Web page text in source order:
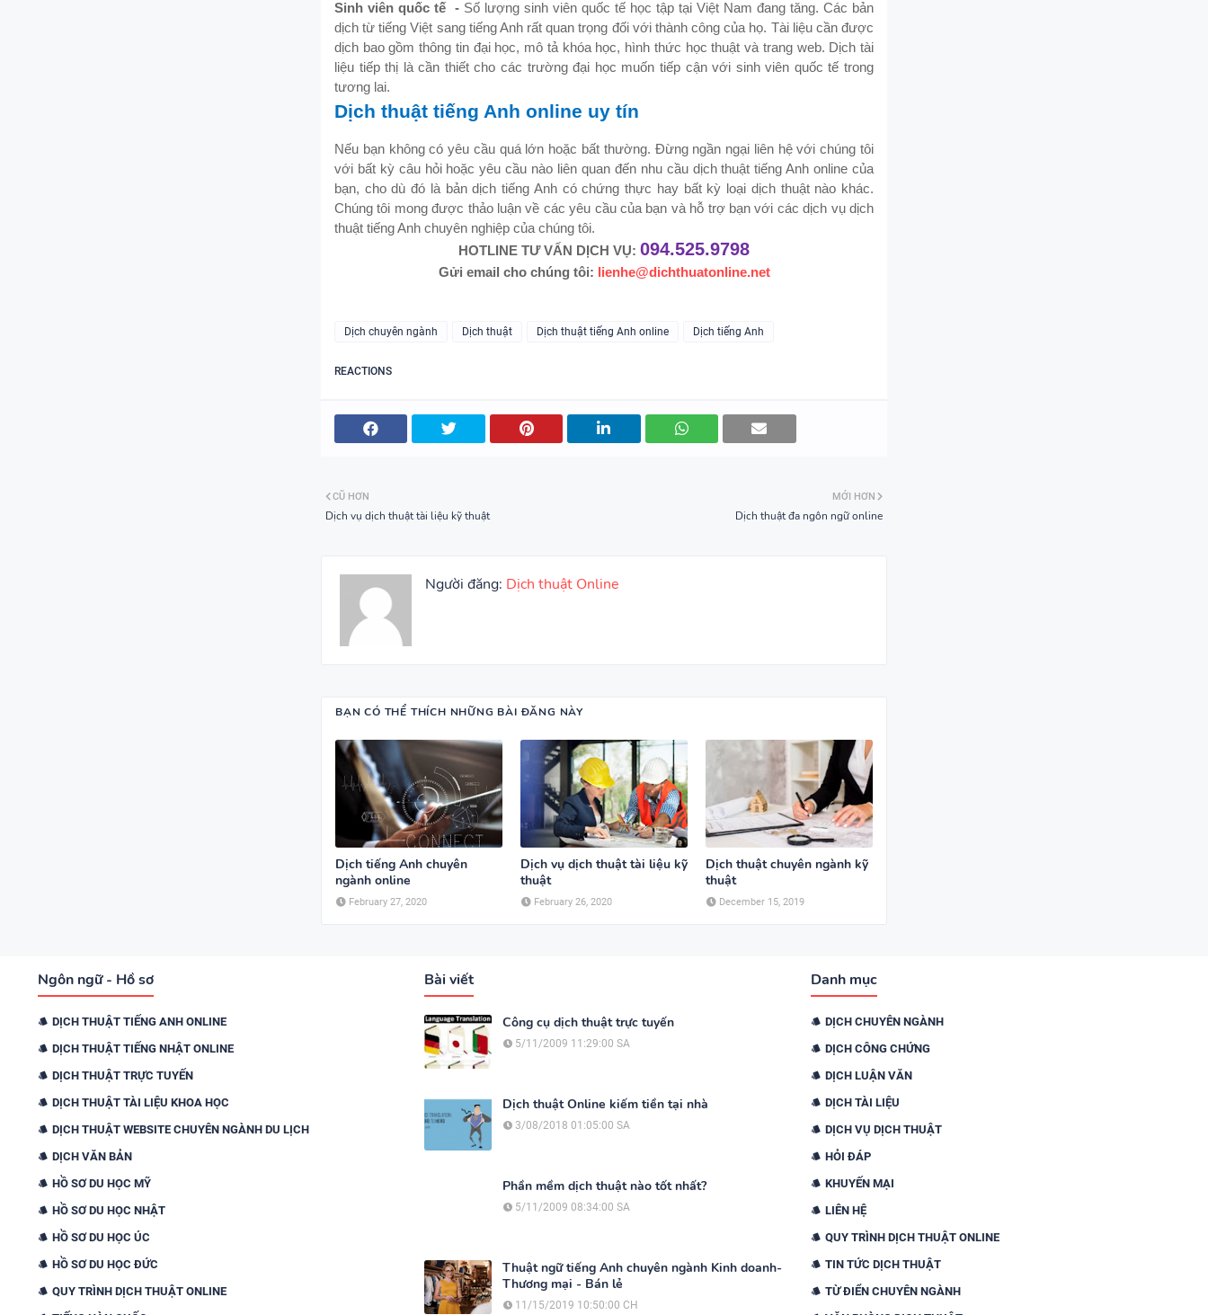
Sinh viên quốc tế - Số lượng sinh viên quốc tế học tập tại Việt Nam đang tăng. Các bản
dịch từ tiếng Việt sang tiếng Anh rất quan trọng đối với thành công của họ. Tài liệu cần được
dịch bao gồm thông tin đại học, mô tả khóa học, hình thức học thuật và trang web. Dịch tài
liệu tiếp thị là cần thiết cho các trường đại học muốn tiếp cận với sinh viên quốc tế trong
tương lai.
Dịch thuật tiếng Anh online uy tín
Nếu bạn không có yêu cầu quá lớn hoặc bất thường. Đừng ngần ngại liên hệ với chúng tôi
với bất kỳ câu hỏi hoặc yêu cầu nào liên quan đến nhu cầu dịch thuật tiếng Anh online của
bạn, cho dù đó là bản dịch tiếng Anh có chứng thực hay bất kỳ loại dịch thuật nào khác.
Chúng tôi mong được thảo luận về các yêu cầu của bạn và hỗ trợ bạn với các dịch vụ dịch
thuật tiếng Anh chuyên nghiệp của chúng tôi.
HOTLINE TƯ VẤN DỊCH VỤ: 094.525.9798
Gửi email cho chúng tôi: lienhe@dichthuatonline.net
Dịch chuyên ngành Dịch thuật Dịch thuật tiếng Anh online Dịch tiếng Anh
REACTIONS
MỚI HƠN
Dịch thuật đa ngôn ngữ online
CŨ HƠN
Dịch vụ dịch thuật tài liệu kỹ thuật
Người đăng: Dịch thuật Online
BẠN CÓ THỂ THÍCH NHỮNG BÀI ĐĂNG NÀY
Dịch tiếng Anh chuyên
ngành online
February 27, 2020
Dịch vụ dịch thuật tài liệu kỹ
thuật
February 26, 2020
Dịch thuật chuyên ngành kỹ
thuật
December 15, 2019
Ngôn ngữ - Hồ sơ
DỊCH THUẬT TIẾNG ANH ONLINE
DỊCH THUẬT TIẾNG NHẬT ONLINE
DỊCH THUẬT TRỰC TUYẾN
DỊCH THUẬT TÀI LIỆU KHOA HỌC
DỊCH THUẬT WEBSITE CHUYÊN NGÀNH DU LỊCH
DỊCH VĂN BẢN
HỒ SƠ DU HỌC MỸ
HỒ SƠ DU HỌC NHẬT
HỒ SƠ DU HỌC ÚC
HỒ SƠ DU HỌC ĐỨC
QUY TRÌNH DỊCH THUẬT ONLINE
Bài viết
Công cụ dịch thuật trực tuyến
5/11/2009 11:29:00 SA
Dịch thuật Online kiếm tiền tại nhà
3/08/2018 01:05:00 SA
Phần mềm dịch thuật nào tốt nhất?
5/11/2009 08:34:00 SA
Thuật ngữ tiếng Anh chuyên ngành Kinh doanh-
Thương mại - Bán lẻ
11/15/2019 10:50:00 CH
Danh mục
DỊCH CHUYÊN NGÀNH
DỊCH CÔNG CHỨNG
DỊCH LUẬN VĂN
DỊCH TÀI LIỆU
DỊCH VỤ DỊCH THUẬT
HỎI ĐÁP
KHUYẾN MẠI
LIÊN HỆ
QUY TRÌNH DỊCH THUẬT ONLINE
TIN TỨC DỊCH THUẬT
TỪ ĐIỂN CHUYÊN NGÀNH